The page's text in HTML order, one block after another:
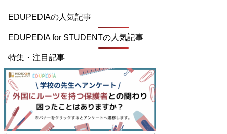
EDUPEDIAの人気記事
EDUPEDIA for STUDENTの人気記事
特集・注目記事